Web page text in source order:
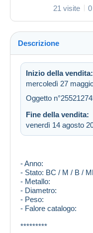
21 visite
Descrizione
Inizio della vendita:
mercoledì 27
Oggetto
Fine della vendita:
venerdì 14 agosto
- Anno:
- Stato: BC / M / B /
- Metallo:
- Diametro:
- Peso:
- Falore catalogo:
*********